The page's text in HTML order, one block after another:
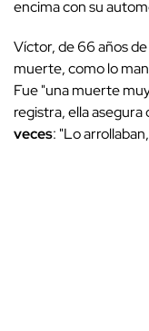
encima con su
Víctor, de 66 años
muerte, como lo
Fue "una muerte
registra, ella asegura
veces: "Lo